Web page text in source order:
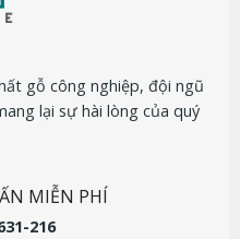
gỗ công nghiệp, đội ngũ
lại sự hài lòng của quý
MIỄN PHÍ
216